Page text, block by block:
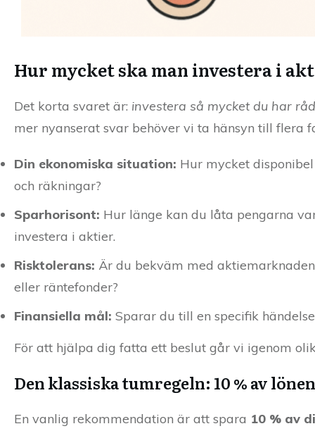
Hur mycket ska man investera i
Det korta svaret är: investera så mycket du har
mer nyanserat svar behöver vi ta hänsyn till flera
Din ekonomiska situation: Hur mycket
och räkningar?
Sparhorisont: Hur länge kan du låta pengarna
investera i aktier.
Risktolerans: Är du bekväm med
eller räntefonder?
Finansiella mål: Sparar du till en specifik
För att hjälpa dig fatta ett beslut går vi igenom
Den klassiska tumregeln: 10 % av lönen
En vanlig rekommendation är att spara 10 % av